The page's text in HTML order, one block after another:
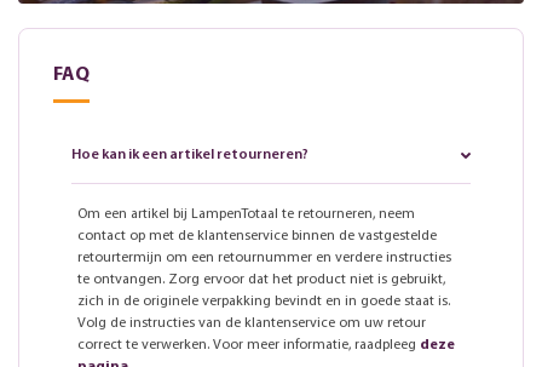
FAQ
Hoe kan ik een artikel retourneren?
Om een artikel bij LampenTotaal te retourneren, neem
contact op met de klantenservice binnen de vastgestelde
retourtermijn om een retournummer en verdere instructies
te ontvangen. Zorg ervoor dat het product niet is gebruikt,
zich in de originele verpakking bevindt en in goede staat is.
Volg de instructies van de klantenservice om uw retour
correct te verwerken. Voor meer informatie, raadpleeg deze